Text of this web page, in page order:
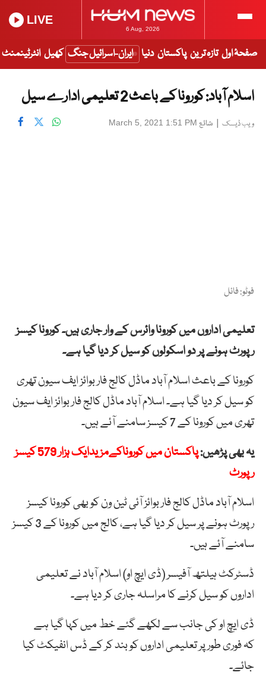
6 Aug, 2026
LIVE
صفحۂ اول تازہ ترین پاکستان دنیا ایران-اسرائیل جنگ کھیل انٹرٹینمنٹ
اسلام آباد: کورونا کے باعث 2 تعلیمی ادارے سیل
ویب ڈیسک | شائع March 5, 2021 1:51 PM
فوٹو: فائل
تعلیمی اداروں میں کورونا وائرس کے وار جاری ہیں۔ کورونا کیسز
رپورٹ ہونے پر دو اسکولوں کو سیل کر دیا گیا ہے۔
کورونا کے باعث اسلام آباد ماڈل کالج فار بوائز ایف سیون تھری
کو سیل کر دیا گیا ہے۔ اسلام آباد ماڈل کالج فار بوائز ایف سیون
تھری میں کورونا کے 7 کیسز سامنے آئے ہیں۔
یہ بھی پڑھیں:
پاکستان میں کوروناکےمزیدایک ہزار 579 کیسز
رپورٹ
اسلام آباد ماڈل کالج فار بوائز آئی ٹین ون کو بھی کورونا کیسز
رپورٹ ہونے پر سیل کر دیا گیا ہے، کالج میں کورونا کے 3 کیسز
سامنے آئے ہیں۔
ڈسٹرکٹ ہیلتھ آفیسر (ڈی ایچ او) اسلام آباد نے تعلیمی
اداروں کو سیل کرنے کا مراسلہ جاری کر دیا ہے۔
ڈی ایچ او کی جانب سے لکھے گئے خط میں کہا گیا ہے
کہ فوری طور پر تعلیمی اداروں کو بند کر کے ڈس انفیکٹ کیا
جائے۔